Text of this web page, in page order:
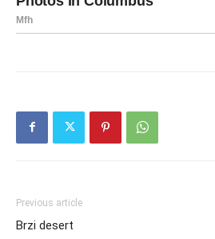
Previous article
Brzi desert